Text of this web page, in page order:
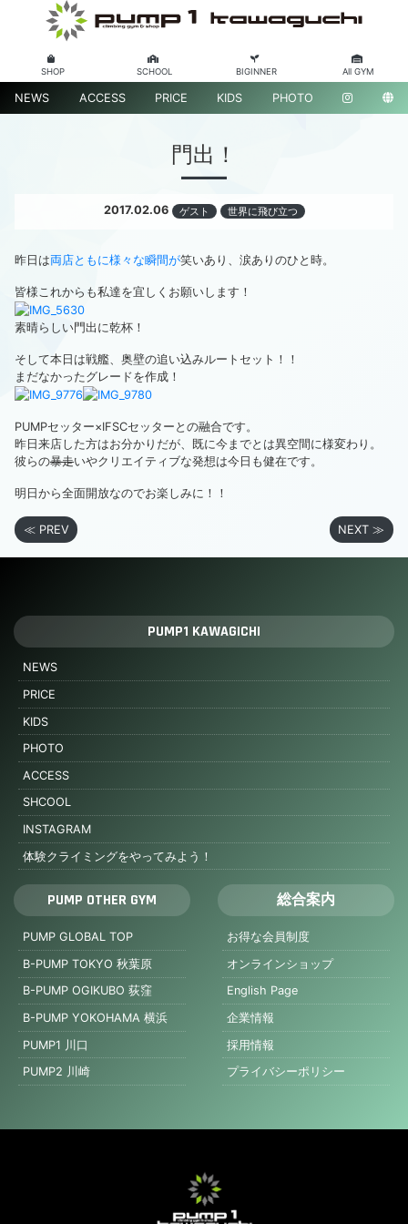
SHOP SCHOOL BIGINNER All GYM
NEWS ACCESS PRICE KIDS PHOTO
門出！
2017.02.06 ゲスト 世界に飛び立つ
昨日は両店ともに様々な瞬間が笑いあり、涙ありのひと時。
皆様これからも私達を宜しくお願いします！
素晴らしい門出に乾杯！
そして本日は戦艦、奥壁の追い込みルートセット！！
まだなかったグレードを作成！
PUMPセッター×IFSCセッターとの融合です。
昨日来店した方はお分かりだが、既に今までとは異空間に様変わり。
彼らの暴走いやクリエイティブな発想は今日も健在です。
明日から全面開放なのでお楽しみに！！
≪ PREV NEXT ≫
PUMP1 KAWAGICHI
NEWS
PRICE
KIDS
PHOTO
ACCESS
SHCOOL
INSTAGRAM
体験クライミングをやってみよう！
PUMP OTHER GYM
PUMP GLOBAL TOP
B-PUMP TOKYO 秋葉原
B-PUMP OGIKUBO 荻窪
B-PUMP YOKOHAMA 横浜
PUMP1 川口
PUMP2 川崎
総合案内
お得な会員制度
オンラインショップ
English Page
企業情報
採用情報
プライバシーポリシー